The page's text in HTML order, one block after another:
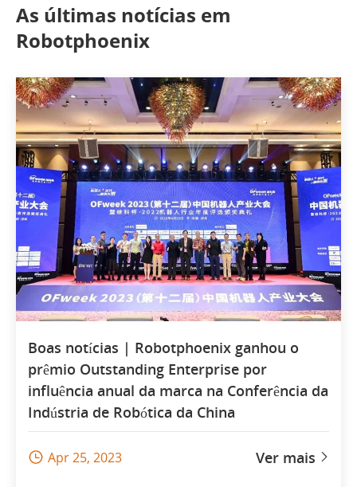
As últimas notícias em
Robotphoenix
Boas notícias | Robotphoenix ganhou o
prêmio Outstanding Enterprise por
influência anual da marca na Conferência da
Indústria de Robótica da China
 Apr 25, 2023 Ver mais 